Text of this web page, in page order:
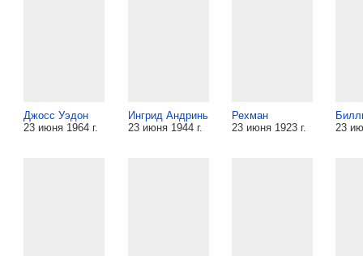
Джосс Уэдон
23 июня 1964 г.
Ингрид Андринь
23 июня 1944 г.
Рехман
23 июня 1923 г.
23